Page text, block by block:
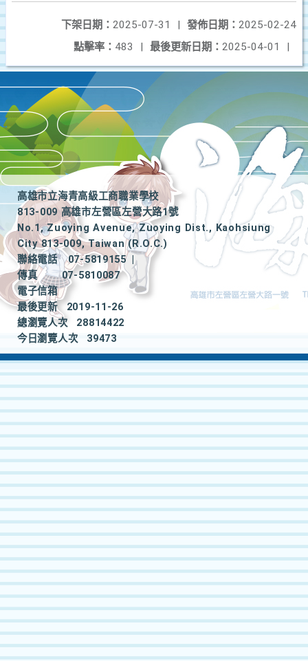
發佈日期： 2025-02-24
下架日期： 2025-07-31
|
最後更新日期： 2025-04-01 |
點擊率： 483 |
高雄市立海青高級工商職業學校
813-009 高雄市左營區左營大路1號
No.1, Zuoying Avenue, Zuoying Dist., Kaohsiung
City 813-009, Taiwan (R.O.C.)
聯絡電話
07-5819155
|
傳真
07-5810087
電子信箱
最後更新
2019-11-26
總瀏覽人次
28814422
今日瀏覽人次
39473